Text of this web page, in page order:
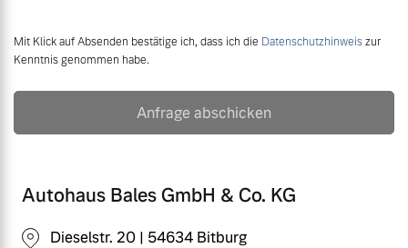
Mit Klick auf Absenden bestätige ich, dass ich die Datenschutzhinweiszur
Kenntnis genommen habe.
Anfrage abschicken
Autohaus Bales GmbH & Co. KG
Dieselstr. 20 | 54634 Bitburg